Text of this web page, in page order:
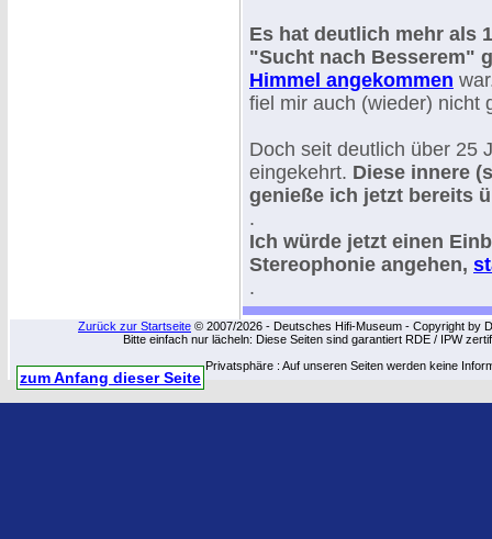
Es hat deutlich mehr als
"Sucht nach Besserem"
Himmel angekommen
fiel mir auch (wieder) nicht
Doch seit deutlich über 25
eingekehrt. Diese innere
genieße ich jetzt bereits
.
Ich würde jetzt einen
Stereophonie angehen,
.
Zurück zur Startseite © 2007/2026 - Deutsches Hifi-Museum - Copyright by
Bitte einfach nur lächeln: Diese Seiten sind garantiert RDE / IPW
Privatsphäre : Auf unseren Seiten werden keine
zum Anfang dieser Seite